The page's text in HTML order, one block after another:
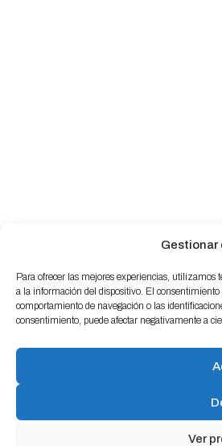
Gestionar
Para ofrecer las mejores experiencias, utilizamos
a la información del dispositivo. El
comportamiento de navegación o las
consentimiento, puede afectar negativamente a
Ver